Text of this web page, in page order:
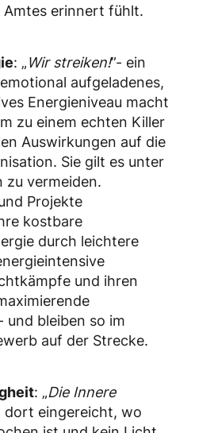
Amtes erinnert fühlt.
: „Wir streiken!”- ein
aufgeladenes,
Energieniveau macht
zu einem echten Killer
Auswirkungen auf die
Sie gilt es unter
zu vermeiden.
Projekte
kostbare
durch leichtere
und ihren
und bleiben so im
auf der Strecke.
: „Die Innere
dort eingereicht, wo